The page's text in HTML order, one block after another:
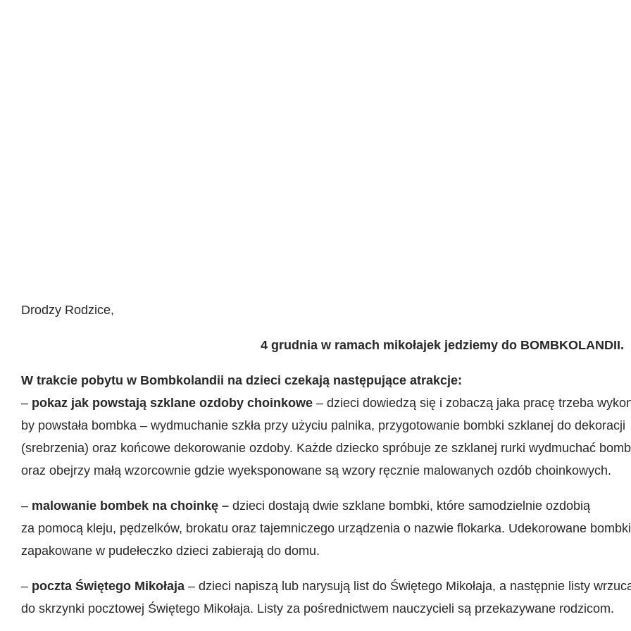
Drodzy Rodzice,
4 grudnia w ramach mikołajek jedziemy do BOMBKOLANDII.
W trakcie pobytu w Bombkolandii na dzieci czekają następujące atrakcje:
– pokaz jak powstają szklane ozdoby choinkowe – dzieci dowiedzą się i zobaczą jaka pracę trzeba
by powstała bombka – wydmuchanie szkła przy użyciu palnika, przygotowanie bombki szklanej do dekoracji
(srebrzenia) oraz końcowe dekorowanie ozdoby. Każde dziecko spróbuje ze szklanej rurki wydmuchać
oraz obejrzy małą wzorcownie gdzie wyeksponowane są wzory ręcznie malowanych ozdób choinkowych.
– malowanie bombek na choinkę – dzieci dostają dwie szklane bombki, które samodzielnie ozdobią
za pomocą kleju, pędzelków, brokatu oraz tajemniczego urządzenia o nazwie flokarka. Udekorowane bombki
zapakowane w pudełeczko dzieci zabierają do domu.
– poczta Świętego Mikołaja – dzieci napiszą lub narysują list do Świętego Mikołaja, a następnie listy
do skrzynki pocztowej Świętego Mikołaja. Listy za pośrednictwem nauczycieli są przekazywane rodzicom.